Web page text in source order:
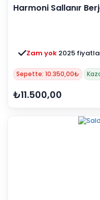
Harmoni Sallanır
Zam yok 2025
Sepette: 10.350,00₺
₺11.500,00